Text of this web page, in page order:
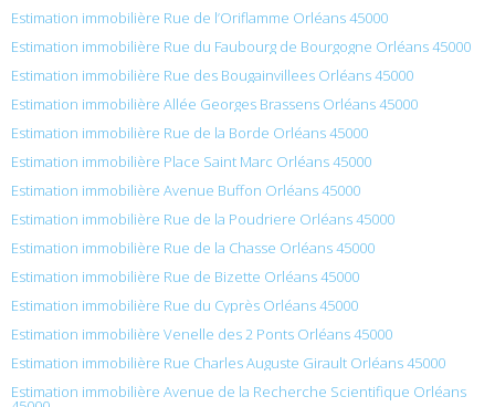
Estimation immobilière Rue de l’Oriflamme Orléans 45000
Estimation immobilière Rue du Faubourg de Bourgogne Orléans 45000
Estimation immobilière Rue des Bougainvillees Orléans 45000
Estimation immobilière Allée Georges Brassens Orléans 45000
Estimation immobilière Rue de la Borde Orléans 45000
Estimation immobilière Place Saint Marc Orléans 45000
Estimation immobilière Avenue Buffon Orléans 45000
Estimation immobilière Rue de la Poudriere Orléans 45000
Estimation immobilière Rue de la Chasse Orléans 45000
Estimation immobilière Rue de Bizette Orléans 45000
Estimation immobilière Rue du Cyprès Orléans 45000
Estimation immobilière Venelle des 2 Ponts Orléans 45000
Estimation immobilière Rue Charles Auguste Girault Orléans 45000
Estimation immobilière Avenue de la Recherche Scientifique Orléans